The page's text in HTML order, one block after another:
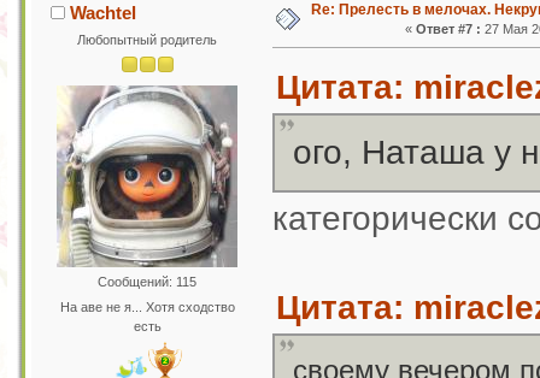
Wachtel
Любопытный родитель
Сообщений: 115
На аве не я... Хотя сходство
есть
Re: Прелесть в мелочах.
«Ответ #7 : 27 Мая
Цитата:
ого, Наташа у
категорически
Цитата:
своему вечером